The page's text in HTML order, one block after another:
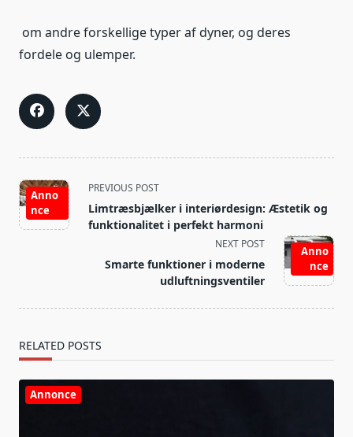
om andre forskellige typer af dyner, og deres
fordele og ulemper.
<span
class="nav-
subtitle
Anno
nce
PREVIOUS POST
Limtræsbjælker i interiørdesign: Æstetik og
funktionalitet i perfekt harmoni
Anno
nce
NEXT POST
Smarte funktioner i moderne
udluftningsventiler
RELATED POSTS
Annonce